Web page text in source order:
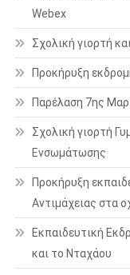
Webex
Σχολική γιορτή
Προκήρυξη
Παρέλαση 7ης
Σχολική γιορτή
Ενσωμάτωσης
Προκήρυξη
Αντιμάχειας στα
Εκπαιδευτική
και το Νταχάου